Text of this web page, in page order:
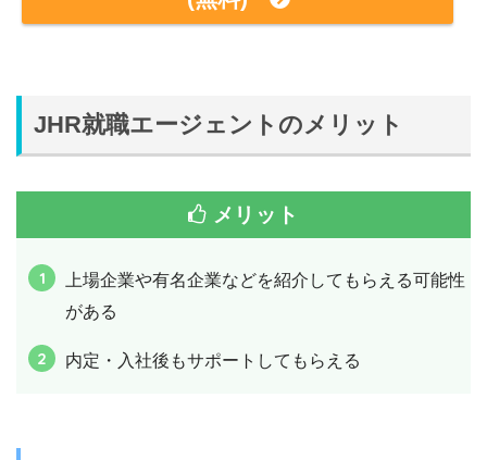
JHR就職エージェントのメリット
メリット
上場企業や有名企業などを紹介してもらえる可能性
がある
内定・入社後もサポートしてもらえる